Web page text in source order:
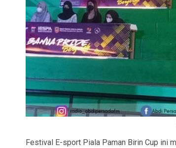
Festival E-sport Piala Paman Birin Cup ini